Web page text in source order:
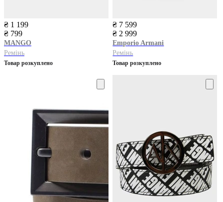
₴ 1 199
₴ 799
MANGO
Ремінь
Товар розкуплено
₴ 7 599
₴ 2 999
Emporio Armani
Ремінь
Товар розкуплено